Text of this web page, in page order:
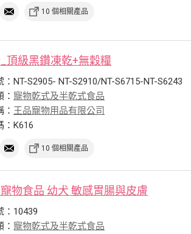
10 個相關產品
頂級黑鑽凍乾+無穀糧
：NT-S2905- NT-S2910/NT-S6715-NT-S6243
：寵物乾式及半乾式食品
王品寵物用品有限公司
：K616
10 個相關產品
物食品 幼犬 敏感胃腸與皮膚
：10439
：寵物乾式及半乾式食品